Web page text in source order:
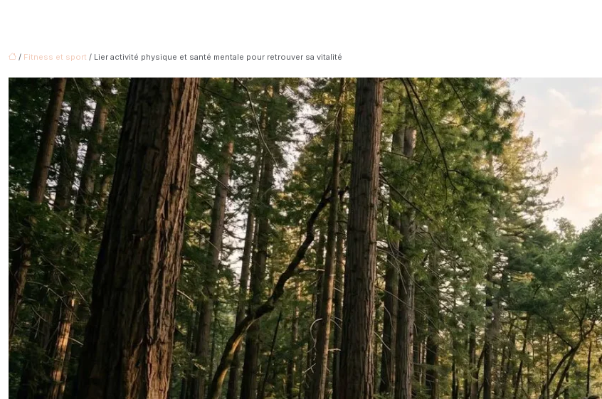
/ Fitness et sport / Lier activité physique et santé mentale pour retrouver sa vitalité